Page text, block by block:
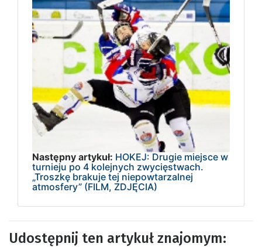
Następny artykuł: HOKEJ: Drugie miejsce w
turnieju po 4 kolejnych zwycięstwach.
„Troszkę brakuje tej niepowtarzalnej
atmosfery” (FILM, ZDJĘCIA)
Udostępnij ten artykuł znajomym: